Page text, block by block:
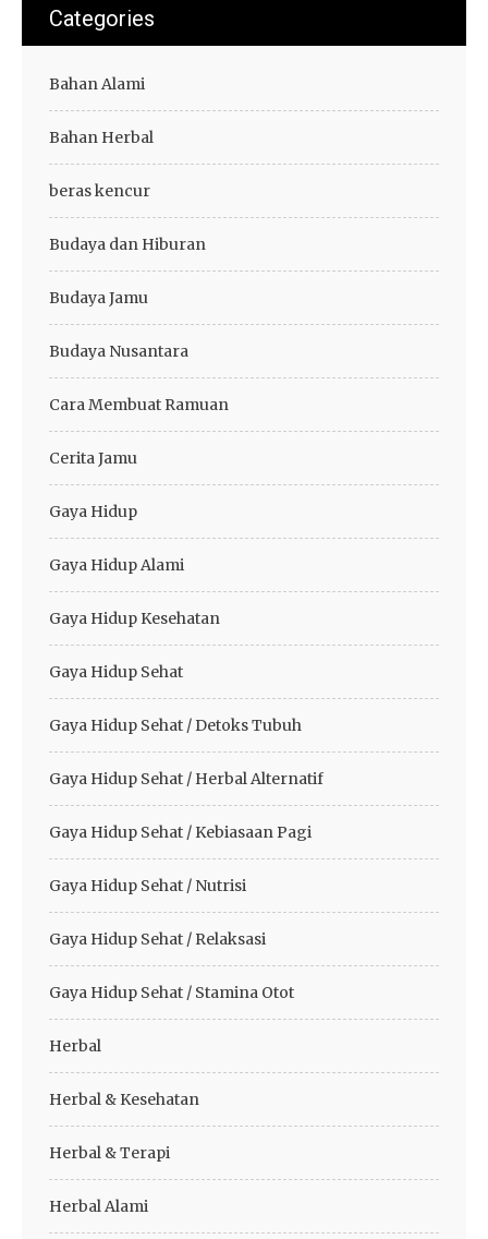
Categories
Bahan Alami
Bahan Herbal
beras kencur
Budaya dan Hiburan
Budaya Jamu
Budaya Nusantara
Cara Membuat Ramuan
Cerita Jamu
Gaya Hidup
Gaya Hidup Alami
Gaya Hidup Kesehatan
Gaya Hidup Sehat
Gaya Hidup Sehat / Detoks Tubuh
Gaya Hidup Sehat / Herbal Alternatif
Gaya Hidup Sehat / Kebiasaan Pagi
Gaya Hidup Sehat / Nutrisi
Gaya Hidup Sehat / Relaksasi
Gaya Hidup Sehat / Stamina Otot
Herbal
Herbal & Kesehatan
Herbal & Terapi
Herbal Alami